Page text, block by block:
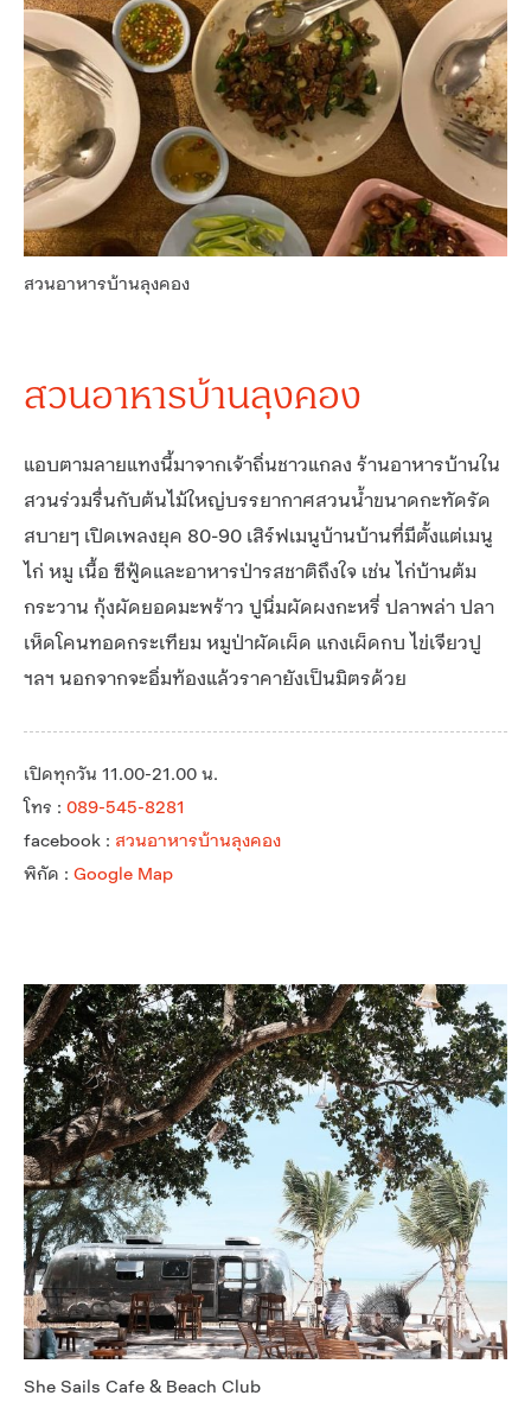
สวนอาหารบ้านลุงคอง
สวนอาหารบ้านลุงคอง
แอบตามลายแทงนี้มาจากเจ้าถิ่นชาวแกลง ร้านอาหารบ้านใน
สวนร่วมรื่นกับต้นไม้ใหญ่บรรยากาศสวนน้ำขนาดกะทัดรัด
สบายๆ เปิดเพลงยุค 80-90 เสิร์ฟเมนูบ้านบ้านที่มีตั้งแต่เมนู
ไก่ หมู เนื้อ ซีฟู้ดและอาหารป่ารสชาติถึงใจ เช่น ไก่บ้านต้ม
กระวาน กุ้งผัดยอดมะพร้าว ปูนิ่มผัดผงกะหรี่ ปลาพล่า ปลา
เห็ดโคนทอดกระเทียม หมูป่าผัดเผ็ด แกงเผ็ดกบ ไข่เจียวปู
ฯลฯ นอกจากจะอิ่มท้องแล้วราคายังเป็นมิตรด้วย
เปิดทุกวัน 11.00-21.00 น.
โทร : 089-545-8281
facebook : สวนอาหารบ้านลุงคอง
พิกัด : Google Map
She Sails Cafe & Beach Club